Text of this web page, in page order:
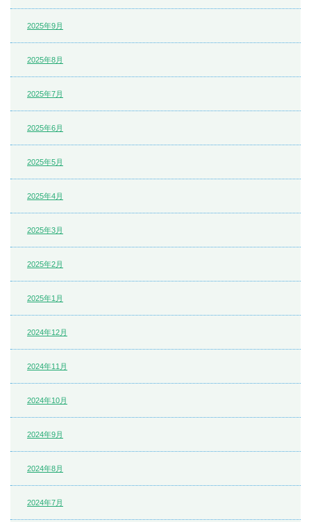
2025年9月
2025年8月
2025年7月
2025年6月
2025年5月
2025年4月
2025年3月
2025年2月
2025年1月
2024年12月
2024年11月
2024年10月
2024年9月
2024年8月
2024年7月